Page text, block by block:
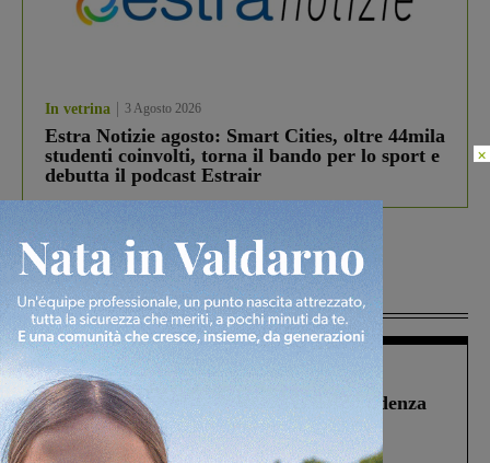
In vetrina 3 Agosto 2026
Estra Notizie agosto: Smart Cities, oltre 44mila
studenti coinvolti, torna il bando per lo sport e
debutta il podcast Estrair
Più lette
Figline Incisa Valdarno 1 Agosto 2026
Piscina di Figline finanziata oltre la scadenza
Pnrr, il gruppo di Fratelli d’Italia: “Un
ringraziamento al Governo”
×